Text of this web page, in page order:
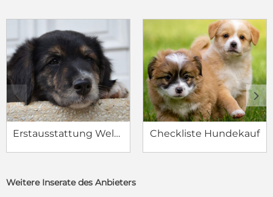
Erstausstattung Welpe Checkliste Hundekauf
c d
Weitere Inserate des Anbieters